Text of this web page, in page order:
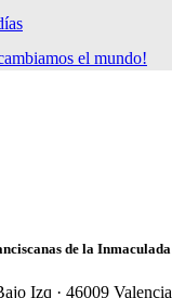
el mundo!
de la Inmaculada
Izq · 46009 Valencia